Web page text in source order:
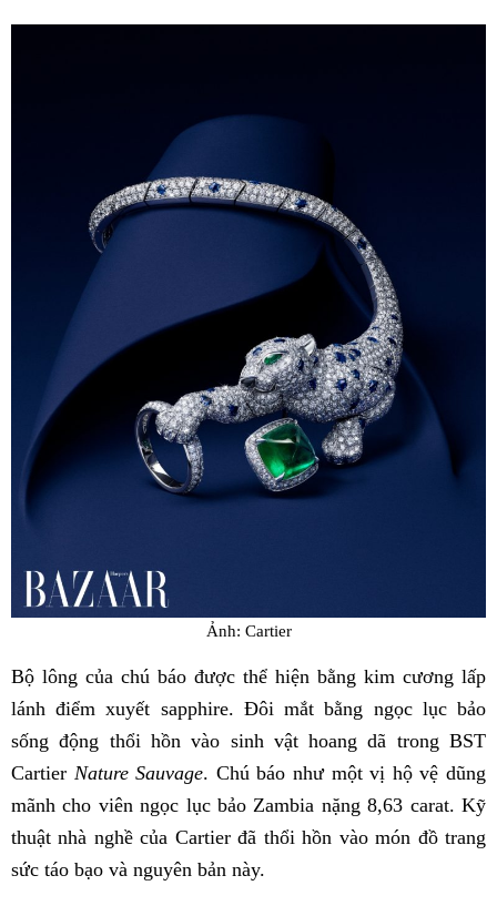
Ảnh: Cartier
Bộ lông của chú báo được thể hiện bằng kim cương lấp
lánh điểm xuyết sapphire. Đôi mắt bằng ngọc lục bảo
sống động thổi hồn vào sinh vật hoang dã trong BST
Cartier Nature Sauvage. Chú báo như một vị hộ vệ dũng
mãnh cho viên ngọc lục bảo Zambia nặng 8,63 carat. Kỹ
thuật nhà nghề của Cartier đã thổi hồn vào món đồ trang
sức táo bạo và nguyên bản này.